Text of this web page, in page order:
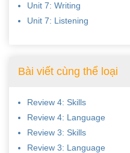
Unit 7: Writing
Unit 7: Listening
Bài viết cùng thể loại
Review 4: Skills
Review 4: Language
Review 3: Skills
Review 3: Language